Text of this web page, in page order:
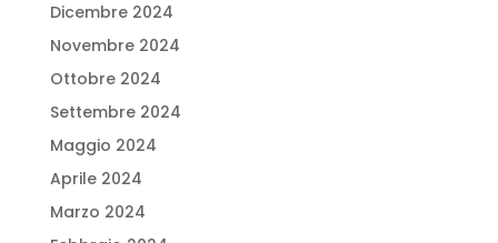
Dicembre 2024
Novembre 2024
Ottobre 2024
Settembre 2024
Maggio 2024
Aprile 2024
Marzo 2024